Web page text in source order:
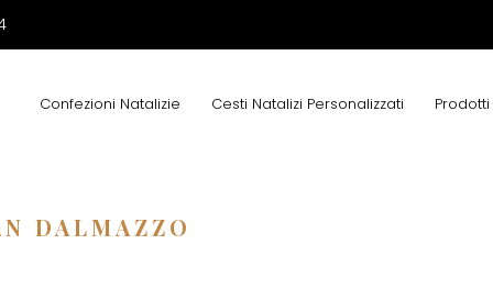
Confezioni Natalizie Cesti Natalizi Personalizzati Prodotti
DALMAZZO